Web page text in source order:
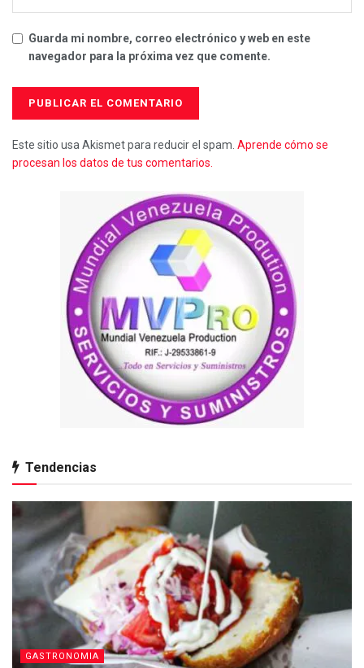
Guarda mi nombre, correo electrónico y web en este
navegador para la próxima vez que comente.
Este sitio usa Akismet para reducir el spam. Aprende cómo se
procesan los datos de tus comentarios.
Tendencias
GASTRONOMIA